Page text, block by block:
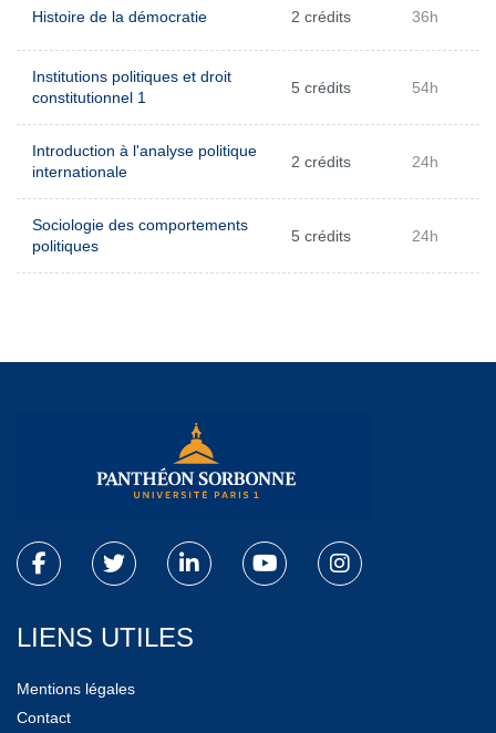
Histoire de la démocratie 2 crédits 36h
Institutions politiques et droit
constitutionnel 1
5 crédits 54h
Introduction à l'analyse politique
internationale
2 crédits 24h
Sociologie des comportements
politiques
5 crédits 24h
LIENS UTILES
Mentions légales
Contact